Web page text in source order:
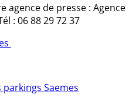
agence de presse : Agence
: 06 88 29 72 37
Saemes